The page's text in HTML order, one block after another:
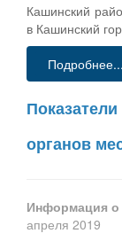
Кашинский
в Кашинский
Подробнее...
органов
Информация о
апреля 2019